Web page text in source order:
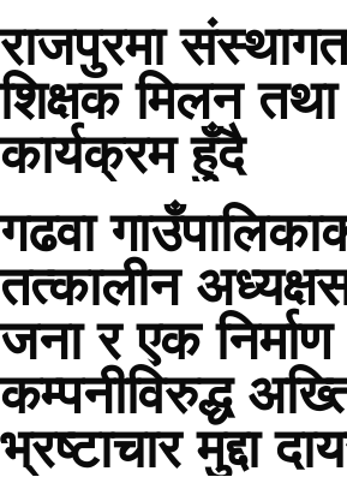
राजपुरमा संस्थागत
शिक्षक मिलन
कार्यक्रम हुँदै
गढवा
तत्कालीन
जना र एक निर्माण
कम्पनीविरुद्ध
भ्रष्टाचार मुद्दा